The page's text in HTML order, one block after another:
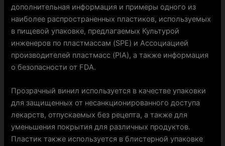
дополнительная информация и примеры одного из
наиболее распространенных пластиков, используемых
в пищевой упаковке, предлагаемых Культурой
инженеров по пластмассам (SPE) и Ассоциацией
производителей пластмасс (PIA), а также информация
о безопасности от FDA.
Прозрачный винил используется в качестве упаковки
для защищенных от несанкционированного доступа
лекарств, отпускаемых без рецепта, а также для
уменьшения покрытия для различных продуктов.
Пластик также используется в блистерной упаковке